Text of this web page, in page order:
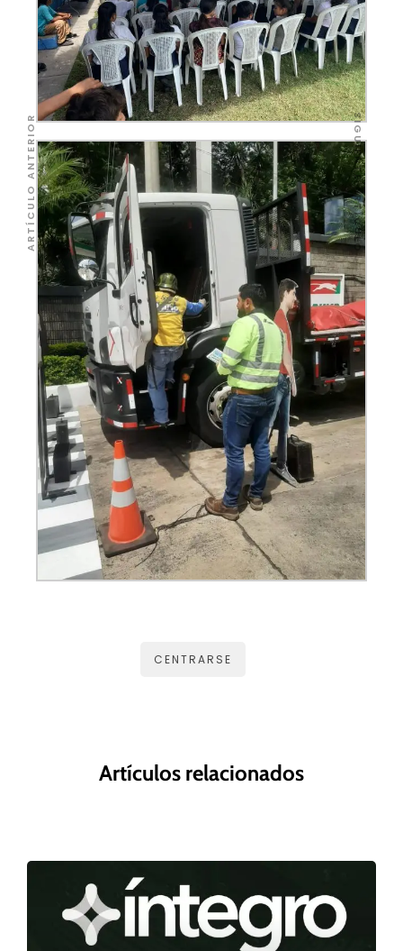
CENTRARSE
Artículos relacionados
ARTÍCULO ANTERIOR SIGUIENTE ARTÍCULO